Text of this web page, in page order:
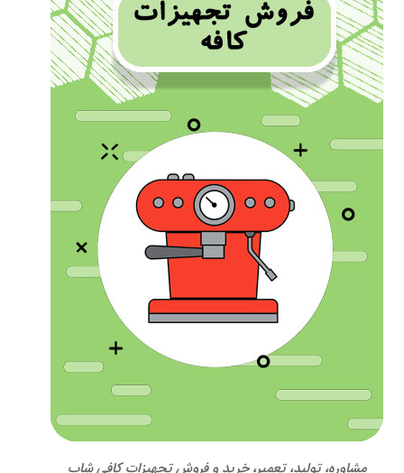
مشاوره، تولید، تعمیر، خرید و فروش تجهیزات کافی شاپ